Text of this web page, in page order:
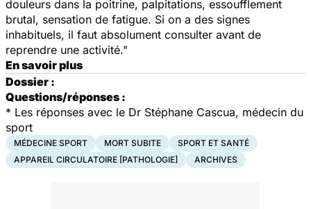
douleurs dans la poitrine, palpitations, essoufflement
brutal, sensation de fatigue. Si on a des signes
inhabituels, il faut absolument consulter avant de
reprendre une activité."
En savoir plus
Dossier :
Questions/réponses :
* Les réponses avec le Dr Stéphane Cascua, médecin du
sport
MÉDECINE SPORT MORT SUBITE
SPORT ET SANTÉ
APPAREIL CIRCULATOIRE [PATHOLOGIE]
ARCHIVES